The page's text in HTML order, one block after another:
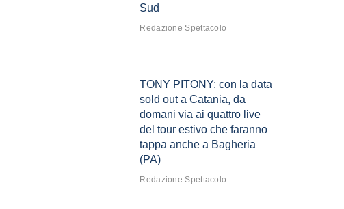
Sud
Redazione Spettacolo
TONY PITONY: con la data
sold out a Catania, da
domani via ai quattro live
del tour estivo che faranno
tappa anche a Bagheria
(PA)
Redazione Spettacolo